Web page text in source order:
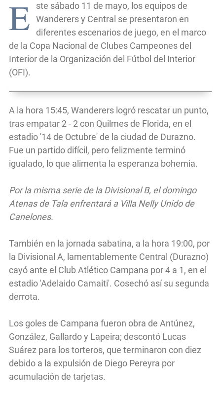
E
ste sábado 11 de mayo, los equipos de
Wanderers y Central se presentaron en
diferentes escenarios de juego, en el marco
de la Copa Nacional de Clubes Campeones del
Interior de la Organización del Fútbol del Interior
(OFI).
A la hora 15:45, Wanderers logró rescatar un punto,
tras empatar 2 - 2 con Quilmes de Florida, en el
estadio '14 de Octubre' de la ciudad de Durazno.
Fue un partido difícil, pero felizmente terminó
igualado, lo que alimenta la esperanza bohemia.
Por la misma serie de la Divisional B, el domingo
Atenas de Tala enfrentará a Villa Nelly Unido de
Canelones.
También en la jornada sabatina, a la hora 19:00, por
la Divisional A, lamentablemente Central (Durazno)
cayó ante el Club Atlético Campana por 4 a 1, en el
estadio 'Adelaido Camaiti'. Cosechó así su segunda
derrota.
Los goles de Campana fueron obra de Antúnez,
González, Gallardo y Lapeira; descontó Lucas
Suárez para los torteros, que terminaron con diez
debido a la expulsión de Diego Pereyra por
acumulación de tarjetas.